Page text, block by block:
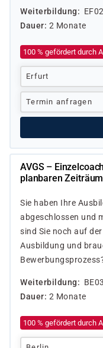
Weiterbildung
Dauer 2 Monate
100 % gefördert durch
Erfurt
Termin anfragen
AVGS –
planbaren
Sie haben Ihre
abgeschlossen und
sind Sie noch auf
Ausbildung und
Weiterbildung
Dauer 2 Monate
100 % gefördert durch